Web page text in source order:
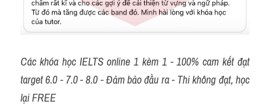
Các khóa học IELTS online 1 kèm 1 - 100% cam kết đạt
target 6.0 - 7.0 - 8.0 - Đảm bảo đầu ra - Thi không đạt, học
lại FREE